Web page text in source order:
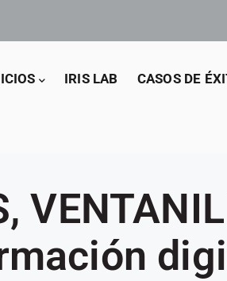
IRIS LAB CASOS DE